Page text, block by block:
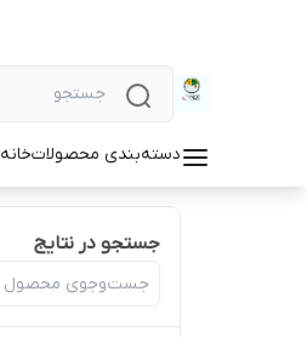
دسته‌بندی محصولاتخانه
جستجو در نتایج